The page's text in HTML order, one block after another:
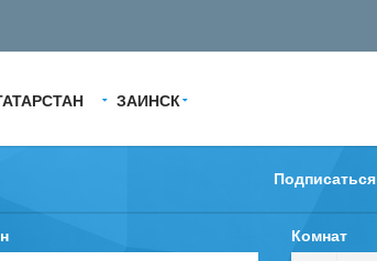
ЗАИНСК
Подписаться
Комнат